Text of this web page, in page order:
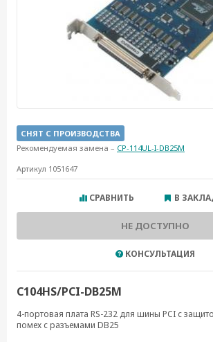
СНЯТ С ПРОИЗВОДСТВА
Рекомендуемая замена – CP-114UL-I-DB25M
Артикул 1051647
СРАВНИТЬ В
НЕ ДОСТУПНО
КОНСУЛЬТАЦИЯ
C104HS/PCI-DB25M
4-портовая плата RS-232 для шины PCI с
помех с разъемами DB25